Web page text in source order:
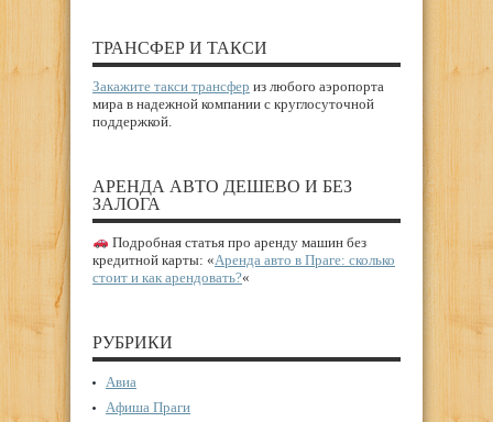
ТРАНСФЕР И ТАКСИ
Закажите такси трансфер из любого аэропорта
мира в надежной компании с круглосуточной
поддержкой.
АРЕНДА АВТО ДЕШЕВО И БЕЗ
ЗАЛОГА
Подробная статья про аренду машин без
кредитной карты: «Аренда авто в Праге: сколько
стоит и как арендовать?«
РУБРИКИ
Авиа
Афиша Праги